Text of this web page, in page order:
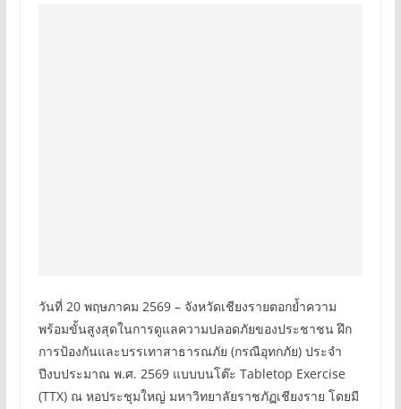
วันที่ 20 พฤษภาคม 2569 – จังหวัดเชียงรายตอกย้ำความ
พร้อมขั้นสูงสุดในการดูแลความปลอดภัยของประชาชน ฝึก
การป้องกันและบรรเทาสาธารณภัย (กรณีอุทกภัย) ประจำ
ปีงบประมาณ พ.ศ. 2569 แบบบนโต๊ะ Tabletop Exercise
(TTX) ณ หอประชุมใหญ่ มหาวิทยาลัยราชภัฏเชียงราย โดยมี